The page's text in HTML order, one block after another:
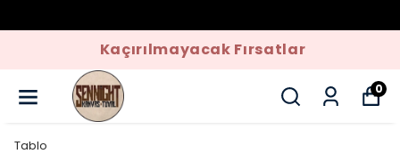
Kaçırılmayacak Fırsatlar
0
Tablo